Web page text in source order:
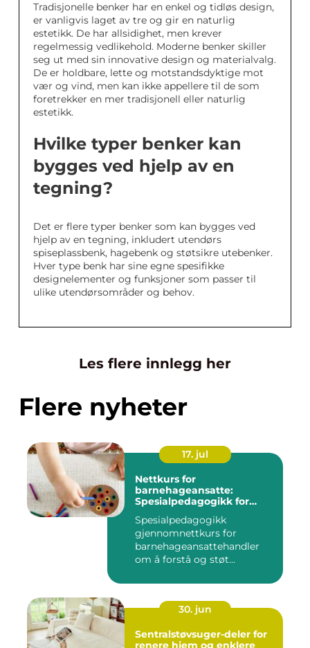
Tradisjonelle benker har en enkel og tidløs design,
er vanligvis laget av tre og gir en naturlig
estetikk. De har allsidighet, men krever
regelmessig vedlikehold. Moderne benker skiller
seg ut med sin innovative design og materialvalg.
De er holdbare, lette og motstandsdyktige mot
vær og vind, men kan ikke appellere til de som
foretrekker en mer tradisjonell eller naturlig
estetikk.
Hvilke typer benker kan
bygges ved hjelp av en
tegning?
Det er flere typer benker som kan bygges ved
hjelp av en tegning, inkludert utendørs
spiseplassbenk, hagebenk og støtsikre utebenker.
Hver type benk har sine egne spesifikke
designelementer og funksjoner som passer til
ulike utendørsområder og behov.
Les flere innlegg her
Flere nyheter
17. jul
Nettkurs for
barnehageansatte:
Spesialpedagogikk for
skole
Spesialpedagogikk
gjennomnettkurs for
barnehageansattehandler
om å forstå og støt...
30. jun
Sentralstøvsuger-deler for
renere hjem og enklere